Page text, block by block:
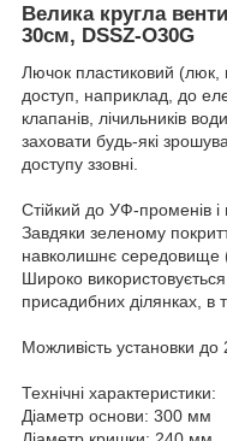
Велика кругла
30см, DSSZ-O30G
Лючок пластиковий (люк,
доступ, наприклад, до
клапанів, лічильників
заховати будь-які
доступу ззовні.
Стійкий до УФ-променів і
Завдяки зеленому
навколишнє середовище
Широко
присадибних ділянках, в
Можливість установки до
Технічні характеристики:
Діаметр основи: 300 мм